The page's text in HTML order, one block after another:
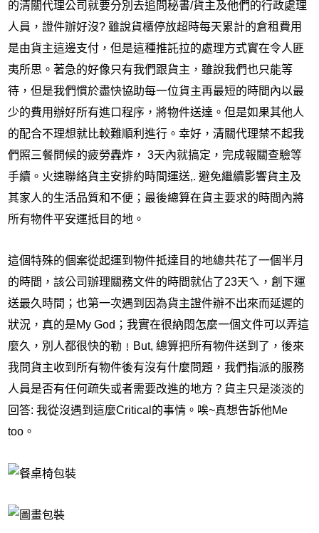
的清關代理公司就要分別去追問秘書/貨主及他們的行政處理
人員，證件辦好沒? 雖說貨櫃停放超時每天累計的倉租費用
是由貨主這邊支付，但是這種推託拉的處理方式實在令人匪
夷所思。著急的好像只有我們跟貨主，雖說我們也只能等
待，但是我們慣於盡快協助每一位貨主再最短的時間內以最
少的費用辦好所有進口程序，將物件送達。但是如果其他人
的配合不理想就比較難順利進行。幸好，清關代理禁不起我
們照三餐問候的疲勞轟炸， 3天內就搞定，完成報關查驗等
手續。火速聯絡貨主安排約時間運送,.避免繼續影響貨主及
其家人的生活品質和不便；最後總算在貨主要求的時間內將
所有物件平安運抵目的地。
這個特殊的個案從起運到物件抵達目的地總共花了一個半月
的時間，該公司辦理關務文件的時間就佔了23天ㄟ，創下運
送最久時間；也第一次遇到因為貨主證件辦不出來而延遲的
狀況，真的是My God；我實在很納悶怎麼一個文件可以弄這
麼久，別人都很快的勒﹗But, 總算把所有物件送到了，後來
我問貨主收到所有物件後有沒有什麼問題，我們指派的服務
人員是否有任何疏失或者需要改進的地方？貨主只是淡淡的
回答: 我從沒遇到這麼Critical 的事情。唉~真想告訴他Me
too 。